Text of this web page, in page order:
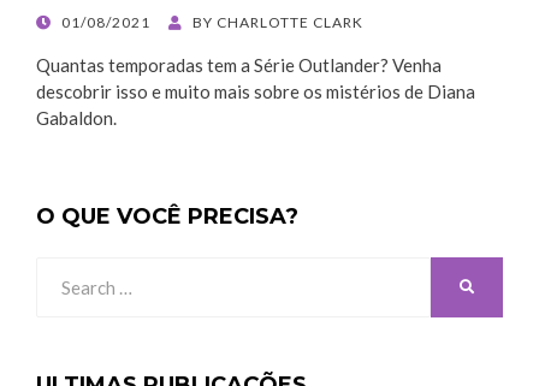
POSTED
01/08/2021 BY CHARLOTTE CLARK
Quantas temporadas tem a Série Outlander? Venha
descobrir isso e muito mais sobre os mistérios de Diana
Gabaldon.
O QUE VOCÊ PRECISA?
for: